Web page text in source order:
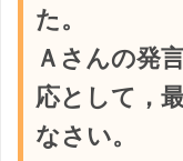
た。
Ａさんの発
応として，
なさい。